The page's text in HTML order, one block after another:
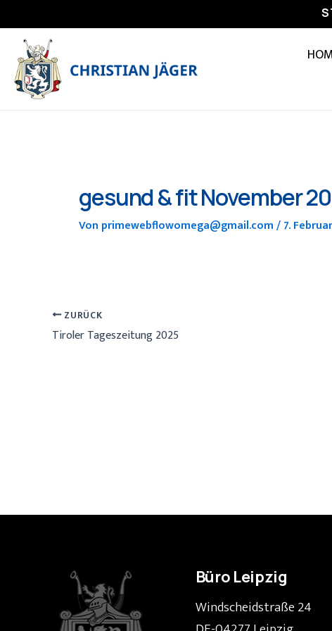
Inhalt
springen
gesund & fit November
Von primewebflowomega@gmail.com/7.
ZURÜCK
Tiroler Tageszeitung 2025
Büro Leipzig
Windscheidstraße 24